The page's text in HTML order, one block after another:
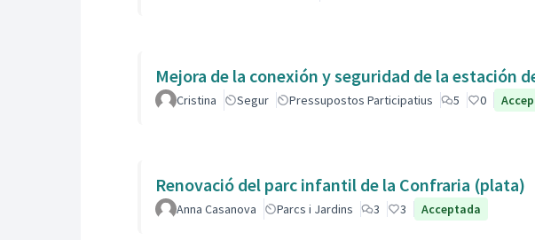
Cristina Segur Pressupostos Participatius 5 0
Renovació del parc infantil de la Confraria (plata)
Anna Casanova Parcs i Jardins 3 3 Acceptada